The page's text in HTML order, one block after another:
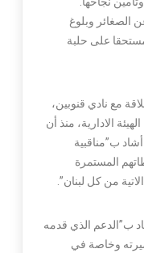
الصغائر وبلوغ
مستحقا على حلبة
مع نادي قنوبين،
الادارية، منذ أن
ب”مناقبية
المستمرة
من كل لبنان”.
ب”الدعم الذي قدمه
وخاصة في